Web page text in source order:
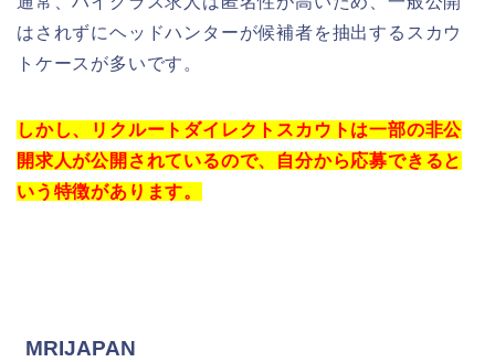
はされずにヘッドハンターが候補者を抽出するスカウ
トケースが多いです。
しかし、リクルートダイレクトスカウトは一部の非公
開求人が公開されているので、自分から応募できると
いう特徴があります。
MRIJAPAN